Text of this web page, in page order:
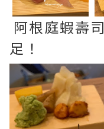
阿根庭蝦壽司
足！